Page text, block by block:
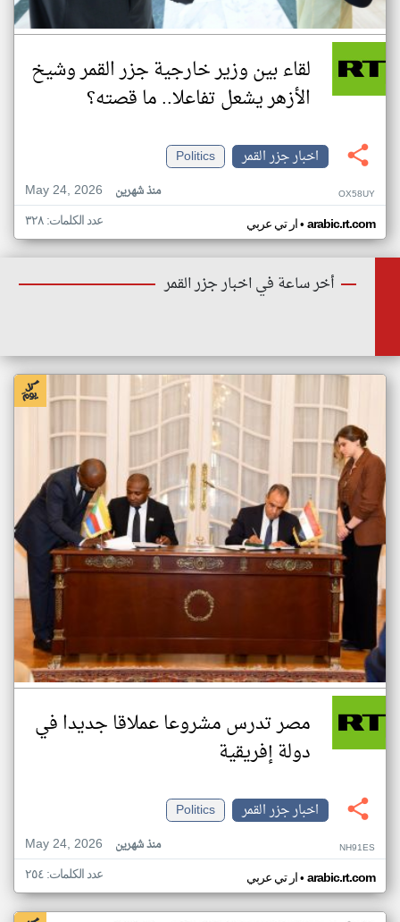
لقاء بين وزير خارجية جزر القمر وشيخ
الأزهر يشعل تفاعلا.. ما قصته؟
اخبار جزر القمر
Politics
May 24, 2026
منذ شهرين OX58UY
ار تي عربي• arabic.rt.com عدد الكلمات: ٣٢٨
أخر ساعة في اخبار جزر القمر
مصر تدرس مشروعا عملاقا جديدا في
دولة إفريقية
اخبار جزر القمر
Politics
May 24, 2026
منذ شهرين NH91ES
ار تي عربي• arabic.rt.com عدد الكلمات: ٢٥٤